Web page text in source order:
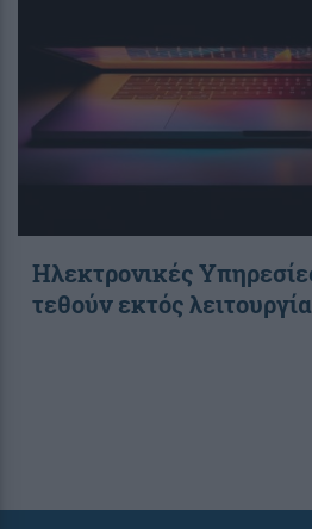
Ηλεκτρονικές
τεθούν εκτός